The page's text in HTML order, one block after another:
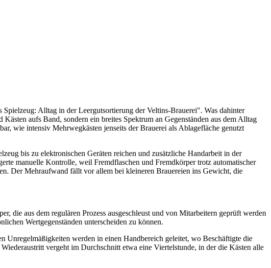
Alltag in der Leergutsortierung der Veltins-Brauerei". Was dahinter
aufs Band, sondern ein breites Spektrum an Gegenständen aus dem Alltag
wie intensiv Mehrwegkästen jenseits der Brauerei als Ablagefläche genutzt
bis zu elektronischen Geräten reichen und zusätzliche Handarbeit in der
manuelle Kontrolle, weil Fremdflaschen und Fremdkörper trotz automatischer
Der Mehraufwand fällt vor allem bei kleineren Brauereien ins Gewicht, die
die aus dem regulären Prozess ausgeschleust und von Mitarbeitern geprüft werden
Wertgegenständen unterscheiden zu können.
Unregelmäßigkeiten werden in einen Handbereich geleitet, wo Beschäftigte die
vergeht im Durchschnitt etwa eine Viertelstunde, in der die Kästen alle